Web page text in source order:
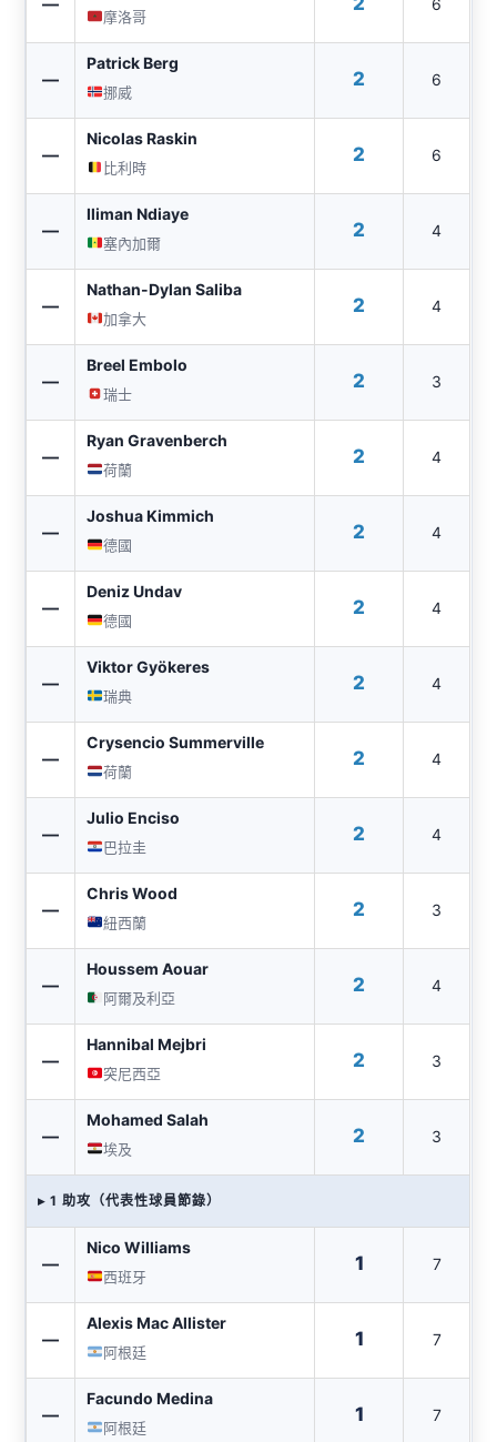
摩洛哥
—
Patrick Berg
挪威
2 6
—
Nicolas Raskin
比利時
2 6
—
Iliman Ndiaye
塞內加爾
2 4
—
Nathan-Dylan Saliba
加拿大
2 4
—
Breel Embolo
瑞士
2 3
—
Ryan Gravenberch
荷蘭
2 4
—
Joshua Kimmich
德國
2 4
—
Deniz Undav
德國
2 4
—
Viktor Gyökeres
瑞典
2 4
—
Crysencio Summerville
荷蘭
2 4
—
Julio Enciso
巴拉圭
2 4
—
Chris Wood
紐西蘭
2 3
—
Houssem Aouar
阿爾及利亞
2 4
—
Hannibal Mejbri
突尼西亞
2 3
—
Mohamed Salah
埃及
2 3
▸ 1 助攻（代表性球員節錄）
—
Nico Williams
西班牙
1 7
—
Alexis Mac Allister
阿根廷
1 7
—
Facundo Medina
阿根廷
1 7